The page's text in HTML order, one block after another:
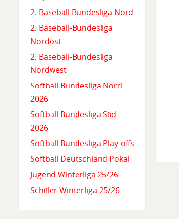
2. Baseball Bundesliga Nord
2. Baseball-Bundesliga
Nordost
2. Baseball-Bundesliga
Nordwest
Softball Bundesliga Nord
2026
Softball Bundesliga Süd
2026
Softball Bundesliga Play-offs
Softball Deutschland Pokal
Jugend Winterliga 25/26
Schüler Winterliga 25/26